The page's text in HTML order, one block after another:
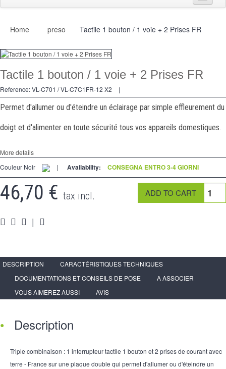
Interruttori
Dimmer
2 modi
Pièces
Media
Programma per rivenditori - LIVOLO Francia Sito Ufficiale di
Home preso Tactile 1 bouton / 1 voie + 2 Prises FR
Tactile 1 bouton / 1 voie + 2 Prises FR
Reference:VL-C701 / VL-C7C1FR-12 X2 |
Permet d'allumer ou d'éteindre un éclairage par simple effleurement du
doigt et d'alimenter en toute sécurité tous vos appareils domestiques.
More details
Couleur Noir
| Availability: CONSEGNA ENTRO 3-4 GIORNI
46,70 € tax incl.
|
DESCRIPTION
CARACTÉRISTIQUES TECHNIQUES
DOCUMENTATIONS ET CONSEILS DE POSE
A ASSOCIER
VOUS AIMEREZ AUSSI
AVIS
Description
Triple combinaison : 1 interrupteur tactile 1 bouton et 2 prises de courant avec
terre - France sur une plaque double qui permet d'allumer ou d'éteindre un